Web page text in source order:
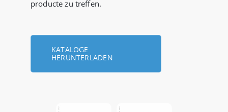
producte zu treffen.
KATALOGE
HERUNTERLADEN